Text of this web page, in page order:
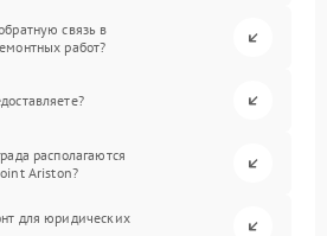
связь в
работ?
располагаются
Ariston?
для юридических